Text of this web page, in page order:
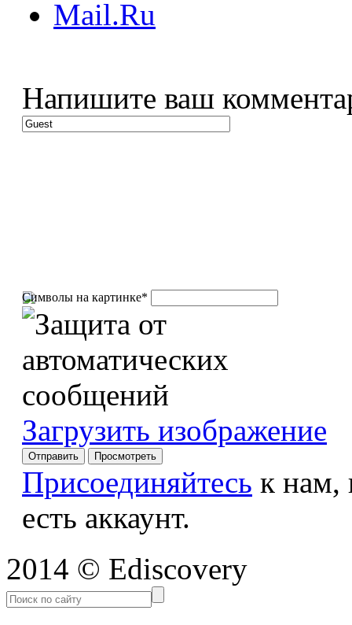
Напишите ваш
Символы на картинке*
Загрузить изображение
Присоединяйтесь к
есть аккаунт.
2014 © Ediscovery